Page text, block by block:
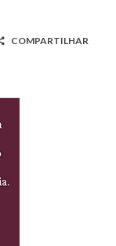
COMPARTILHAR